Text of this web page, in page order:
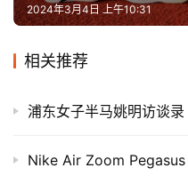
2024年3月4日 上午10:31
相关推荐
浦东女子半马姚明访谈录
Nike Air Zoom